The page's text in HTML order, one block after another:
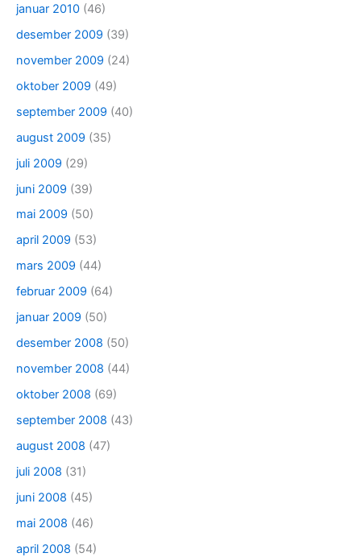
januar 2010 (46)
desember 2009 (39)
november 2009 (24)
oktober 2009 (49)
september 2009 (40)
august 2009 (35)
juli 2009 (29)
juni 2009 (39)
mai 2009 (50)
april 2009 (53)
mars 2009 (44)
februar 2009 (64)
januar 2009 (50)
desember 2008 (50)
november 2008 (44)
oktober 2008 (69)
september 2008 (43)
august 2008 (47)
juli 2008 (31)
juni 2008 (45)
mai 2008 (46)
april 2008 (54)